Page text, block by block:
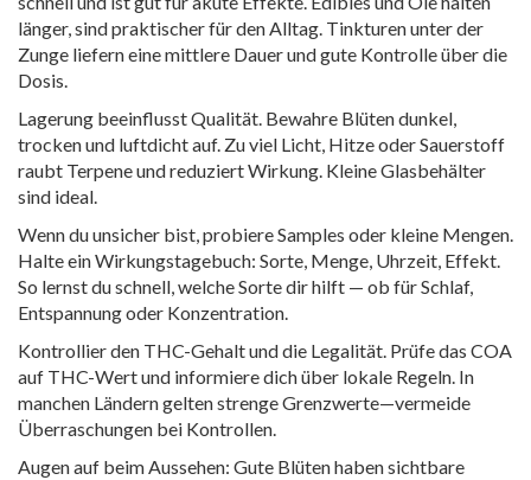
länger, sind praktischer für den Alltag. Tinkturen unter der
Zunge liefern eine mittlere Dauer und gute Kontrolle über die
Dosis.
Lagerung beeinflusst Qualität. Bewahre Blüten dunkel,
trocken und luftdicht auf. Zu viel Licht, Hitze oder Sauerstoff
raubt Terpene und reduziert Wirkung. Kleine Glasbehälter
sind ideal.
Wenn du unsicher bist, probiere Samples oder kleine Mengen.
Halte ein Wirkungstagebuch: Sorte, Menge, Uhrzeit, Effekt.
So lernst du schnell, welche Sorte dir hilft — ob für Schlaf,
Entspannung oder Konzentration.
Kontrollier den THC-Gehalt und die Legalität. Prüfe das COA
auf THC-Wert und informiere dich über lokale Regeln. In
manchen Ländern gelten strenge Grenzwerte—vermeide
Überraschungen bei Kontrollen.
Augen auf beim Aussehen: Gute Blüten haben sichtbare